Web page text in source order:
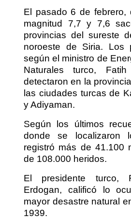
El pasado 6 de febrero,
magnitud 7,7 y 7,6
provincias del sureste
noroeste de Siria. Los
según el ministro de
Naturales turco,
detectaron en la
las ciudades turcas de
y Adiyaman.
Según los últimos
donde se localizaron
registró más de 41.100
de 108.000 heridos.
El presidente turco,
Erdogan, calificó lo
mayor desastre natural
1939.